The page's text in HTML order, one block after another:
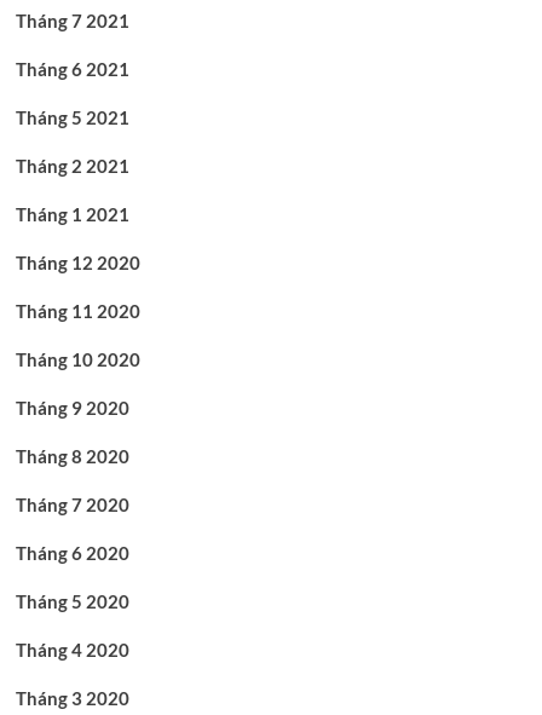
Tháng 7 2021
Tháng 6 2021
Tháng 5 2021
Tháng 2 2021
Tháng 1 2021
Tháng 12 2020
Tháng 11 2020
Tháng 10 2020
Tháng 9 2020
Tháng 8 2020
Tháng 7 2020
Tháng 6 2020
Tháng 5 2020
Tháng 4 2020
Tháng 3 2020